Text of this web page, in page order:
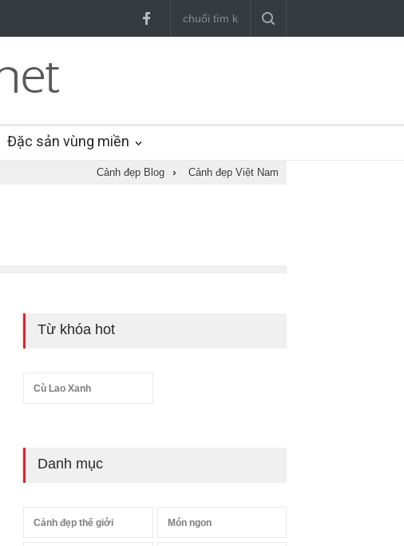
Đặc sản vùng miền
Cảnh đẹp Blog › Cảnh đẹp Việt Nam
Từ khóa hot
Cù Lao Xanh
Danh mục
Cảnh đẹp thế giới Món ngon